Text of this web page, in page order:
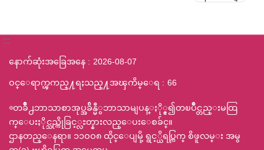
:::
နောက်ဆုံးအခြေအနေ 2026-08-07
ဝင္ေရာက္ၾကည္႔ရႈသည္႔အၾကိမ္ေရ 66
◎တခ်ဳိ႕ဘာသာစာအုပ္အခ်ိန္မီွဘာသာမျပန္ႏို္င္၍တၿပိဳင္တည္းမထြ
က္ေပးႏိုင္သည္ကိုခြင့္လႊတ္နားလည္ေပးေစခ်င္။
ဌာနတည္ေနရာ။ ၁၁ဝဝ၈ ထိုင္ေပျမို့ ရွင့္ယိရပ္ကြက္ စိဖူလမ္း အမွ